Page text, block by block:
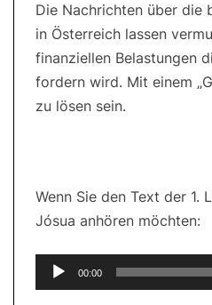
Die Nachrichten über die
in Österreich lassen
finanziellen Belastungen
fordern wird. Mit einem
zu lösen sein.
Wenn Sie den Text der 1.
Jósua anhören möchten:
Audio-
Player
00:00